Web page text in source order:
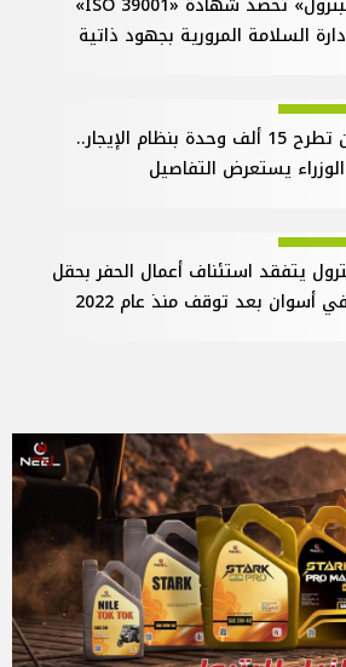
السلامة المرورية بجهود ذاتية
الإسكان تطرح 15 ألف وحدة بنظام الإيجار..
يستعرض التفاصيل
يتفقد استئناف أعمال الحفر بحقل
أسوان بعد توقف منذ عام 2022